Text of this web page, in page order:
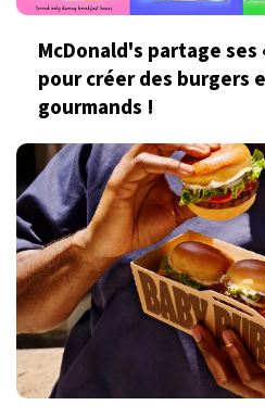
McDonald's partage ses
pour créer des burgers
gourmands !